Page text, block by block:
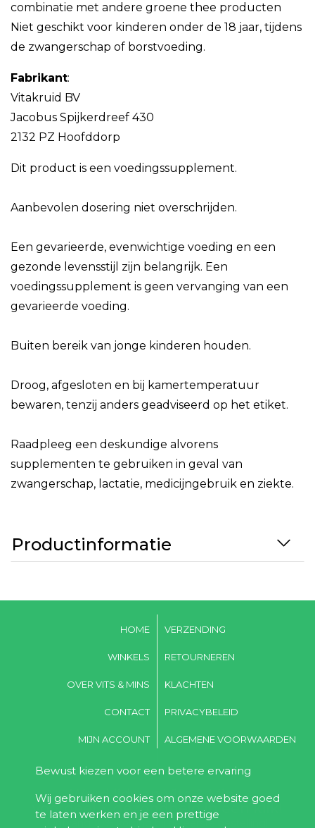
Bewust kiezen voor een betere ervaring
Wij gebruiken cookies om onze website goed
te laten werken en je een prettige
combinatie met andere groene thee producten
Niet geschikt voor kinderen onder de 18 jaar, tijdens
de zwangerschap of borstvoeding.
Fabrikant:
Vitakruid BV
Jacobus Spijkerdreef 430
2132 PZ Hoofddorp
Dit product is een voedingssupplement.
Aanbevolen dosering niet overschrijden.
Een gevarieerde, evenwichtige voeding en een
gezonde levensstijl zijn belangrijk. Een
voedingssupplement is geen vervanging van een
gevarieerde voeding.
Buiten bereik van jonge kinderen houden.
Droog, afgesloten en bij kamertemperatuur
bewaren, tenzij anders geadviseerd op het etiket.
Raadpleeg een deskundige alvorens
supplementen te gebruiken in geval van
zwangerschap, lactatie, medicijngebruik en ziekte.
Productinformatie
HOME
WINKELS
OVER VITS & MINS
CONTACT
MIJN ACCOUNT
VERZENDING
RETOURNEREN
KLACHTEN
PRIVACYBELEID
ALGEMENE VOORWAARDEN
Word lid van Vits & Mins,
voordeel & gezondheid in één klik!
Ontvang 10% korting bij de eerste bestelling!